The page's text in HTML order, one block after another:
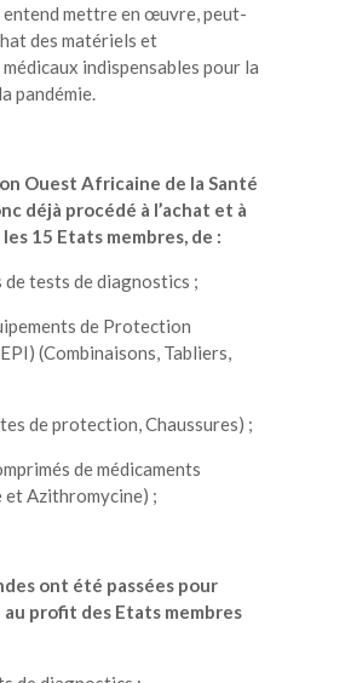
entend mettre en œuvre, peut-
des matériels et
indispensables pour la
pandémie.
Ouest Africaine de la Santé
déjà procédé à l’achat et à
les 15 Etats membres, de :
tests de diagnostics ;
de Protection
(Combinaisons, Tabliers,
de protection, Chaussures) ;
de médicaments
et Azithromycine) ;
ont été passées pour
au profit des Etats membres